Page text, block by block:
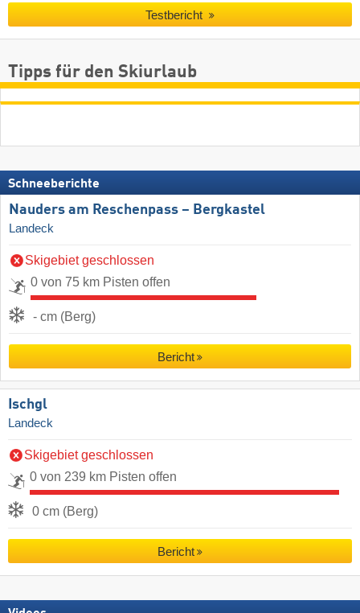
Testbericht
Tipps für den Skiurlaub
Schneeberichte
Nauders am Reschenpass – Bergkastel
Landeck
Skigebiet geschlossen
0 von 75 km Pisten offen
- cm (Berg)
Bericht
Ischgl
Landeck
Skigebiet geschlossen
0 von 239 km Pisten offen
0 cm (Berg)
Bericht